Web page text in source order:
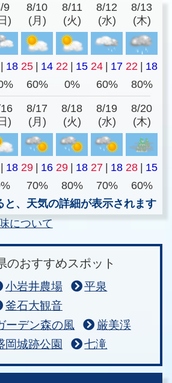
9
)
8/10
(月)
8/11
(火)
8/12
(水)
8/13
(木)
| 18 25 | 14 22 | 15 24 | 17 22 | 18
60% 0% 60% 80%
)
8/17
(月)
8/18
(火)
8/19
(水)
8/20
(木)
| 18 29 | 16 29 | 18 27 | 18 28 | 15
70% 80% 70%
60%
と、天気の詳細が表示されます
について
のおすすめスポット
小岩井農場
平泉
釜石大観音
ーデン森の風
厳美渓
岡城跡公園 七滝